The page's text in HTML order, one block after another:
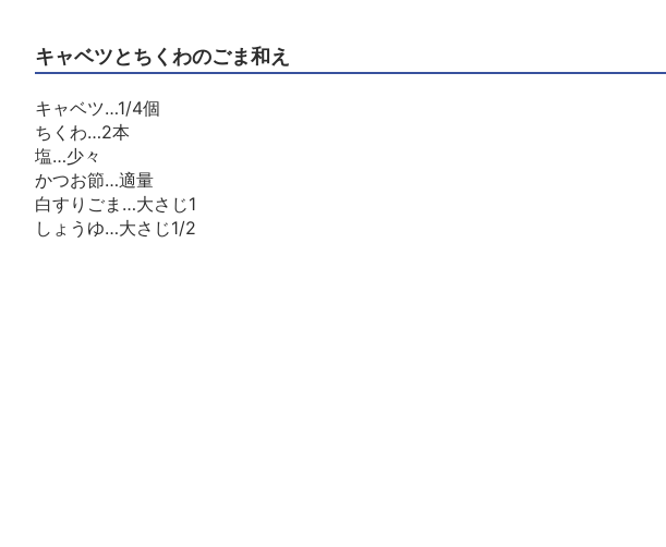
キャベツとちくわのごま和え
キャベツ…1/4個
ちくわ…2本
塩…少々
かつお節…適量
白すりごま…大さじ1
しょうゆ…大さじ1/2